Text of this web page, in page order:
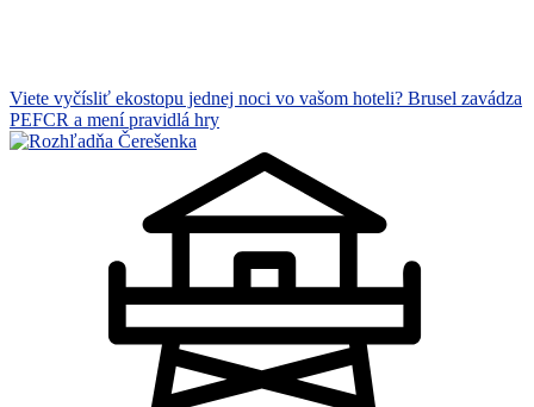
Viete vyčísliť ekostopu jednej noci vo vašom hoteli? Brusel zavádza
PEFCR a mení pravidlá hry